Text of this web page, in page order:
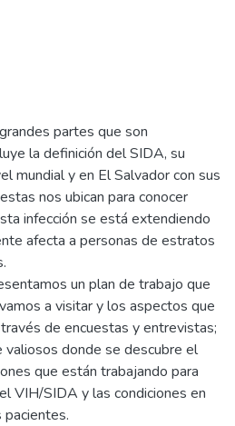
partes que son
la definición del SIDA, su
mundial y en El Salvador con sus
nos ubican para conocer
infección se está extendiendo
afecta a personas de estratos
un plan de trabajo que
a visitar y los aspectos que
de encuestas y entrevistas;
donde se descubre el
que están trabajando para
VIH/SIDA y las condiciones en